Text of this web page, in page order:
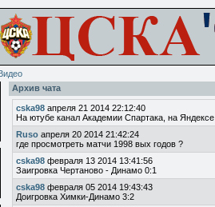
Архив чата
cska98 апреля 21 2014 22:12:40
На ютубе канал Академии Спартака, на
Ruso апреля 20 2014 21:42:24
где просмотреть матчи 1998 вых годов ?
cska98 февраля 13 2014 13:41:56
Заигровка Чертаново - Динамо 0:1
cska98 февраля 05 2014 19:43:43
Доигровка Химки-Динамо 3:2